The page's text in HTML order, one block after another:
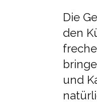
Die
den
und